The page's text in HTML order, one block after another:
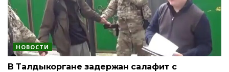
НОВОСТИ
В Талдыкоргане задержан салафит с